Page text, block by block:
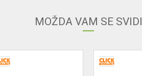
MOŽDA VAM SE SVIDI